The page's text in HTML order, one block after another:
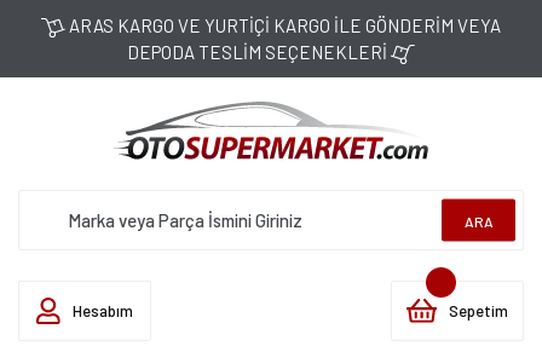
ARAS KARGO VE YURTİÇİ KARGO İLE GÖNDERİM VEYA
DEPODA TESLİM SEÇENEKLERİ
ARA
Hesabım Sepetim